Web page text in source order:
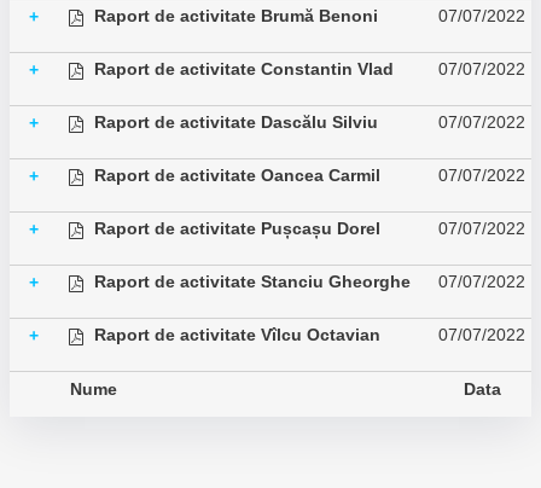
+ Raport de activitate Brumă Benoni 07/07/2022
+ Raport de activitate Constantin Vlad 07/07/2022
+ Raport de activitate Dascălu Silviu 07/07/2022
+ Raport de activitate Oancea Carmil 07/07/2022
+ Raport de activitate Pușcașu Dorel 07/07/2022
+ Raport de activitate Stanciu Gheorghe 07/07/2022
+ Raport de activitate Vîlcu Octavian 07/07/2022
Nume Data